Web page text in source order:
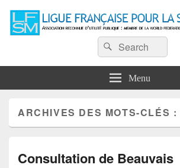
Ligue Française
Mentale
Association reconnue d'utilité publique : Membre
Mental Health
Recherche :
Rechercher
Menu
ARCHIVES DES MOTS-CLÉS :
Consultation de Beauvais